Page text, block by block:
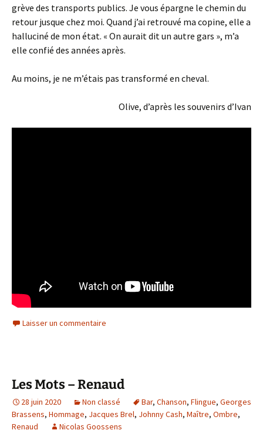
grève des transports publics. Je vous épargne le chemin du
retour jusque chez moi. Quand j’ai retrouvé ma copine, elle a
halluciné de mon état. « On aurait dit un autre gars », m’a
elle confié des années après.
Au moins, je ne m’étais pas transformé en cheval.
Olive, d’après les souvenirs d’Ivan
Laisser un commentaire
Les Mots – Renaud
28 juin 2020 Non classé Bar, Chanson, Flingue, Georges
Brassens, Hommage, Jacques Brel, Johnny Cash, Maître, Ombre,
Renaud
Nicolas Goossens